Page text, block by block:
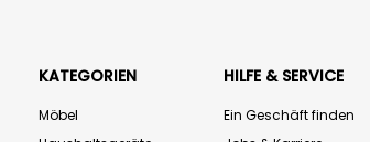
KATEGORIEN
Möbel
HILFE & SERVICE
Ein Geschäft finden